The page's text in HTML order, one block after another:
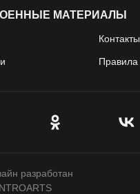
МАТЕРИАЛЫ
Контакты
Правила